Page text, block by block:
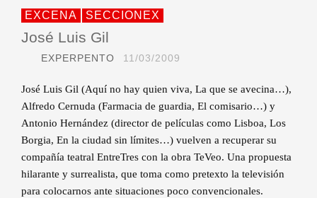
EXCENA SECCIONEX
José Luis Gil
EXPERPENTO 11/03/2009
José Luis Gil (Aquí no hay quien viva, La que se avecina…),
Alfredo Cernuda (Farmacia de guardia, El comisario…) y
Antonio Hernández (director de películas como Lisboa, Los
Borgia, En la ciudad sin límites…) vuelven a recuperar su
compañía teatral EntreTres con la obra TeVeo. Una propuesta
hilarante y surrealista, que toma como pretexto la televisión
para colocarnos ante situaciones poco convencionales.